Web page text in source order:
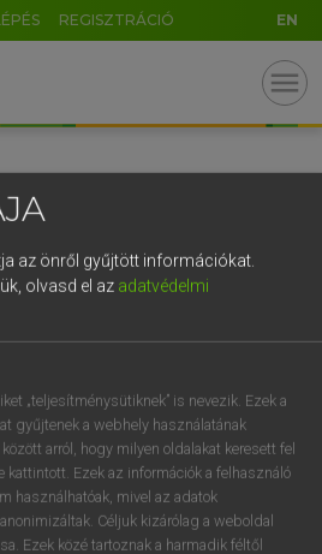
REGISZTRÁCIÓ EN
menu
az önről gyűjtött információkat.
olvasd el az adatvédelmi
„teljesítménysütiknek” is nevezik. Ezek a
gyűjtenek a webhely használatának
arról, hogy milyen oldalakat keresett fel
kattintott. Ezek az információk a felhasználó
használhatóak, mivel az adatok
Céljuk kizárólag a weboldal
Ezek közé tartoznak a harmadik féltől
l
, . - AltGr